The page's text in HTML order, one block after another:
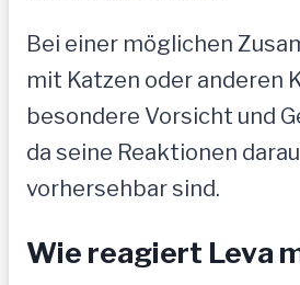
Bei einer möglichen
mit Katzen oder anderen
besondere Vorsicht und
da seine Reaktionen
vorhersehbar sind.
Wie reagiert Leva